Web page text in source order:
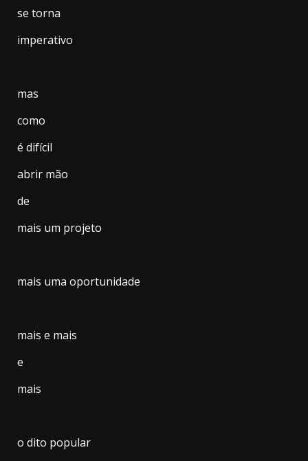
se torna
imperativo
mas
como
é difícil
abrir mão
de
mais um projeto
mais uma oportunidade
mais e mais
e
mais
o dito popular